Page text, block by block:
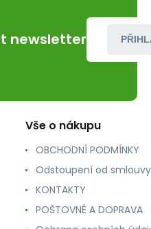
newsletter
Vše o nákupu
OBCHODNÍ PODMÍNKY
Odstoupení od smlouvy
KONTAKTY
POŠTOVNÉ A DOPRAVA